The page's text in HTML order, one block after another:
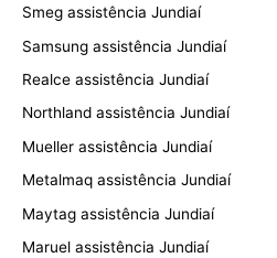
Smeg assistência Jundiaí
Samsung assistência Jundiaí
Realce assistência Jundiaí
Northland assistência Jundiaí
Mueller assistência Jundiaí
Metalmaq assistência Jundiaí
Maytag assistência Jundiaí
Maruel assistência Jundiaí